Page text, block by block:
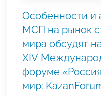
Особенности и
МСП на рынок
мира обсудят на
ХIV
форуме
мир: